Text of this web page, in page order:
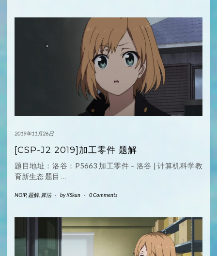
2019年11月26日
[CSP-J2 2019]加工零件 题解
题目地址：洛谷：P5663 加工零件 – 洛谷 | 计算机科学教
育新生态 题目 …
NOIP, 题解, 算法 - byKSkun - 0 Comments